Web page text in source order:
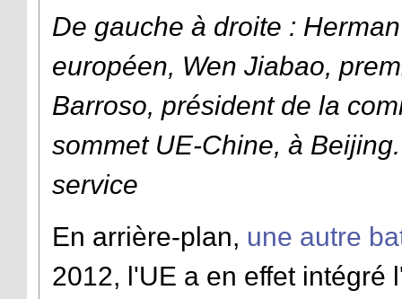
De gauche à droite :
européen, Wen Jiabao,
Barroso, président de la
sommet UE-Chine, à Beijing.
service
En arrière-plan, une autre
2012, l'UE a en effet intégré